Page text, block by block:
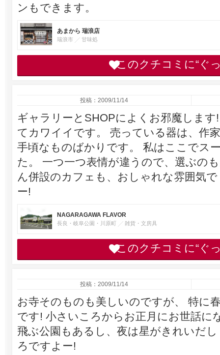
ンもできます。
あまから 瑞浪店
瑞浪市 甘味処
このクチコミに“ぐ
投稿：2009/11/14
ギャラリーとSHOPによくお邪魔しま
てカワイイです。 売っている器は、作
手頃なものばかりです。 私はここでス
た。 一つ一つ表情が違うので、選ぶの
ん併設のカフェも、おしゃれな雰囲気
ー!
NAGARAGAWA FLAVOR
長良・岐阜公園・川原町 雑貨・文房具
このクチコミに“ぐ
投稿：2009/11/14
お寺そのものも美しいのですが、 特に
です! 小さいころからお正月にお世話に
飛ぶ公園もあるし、夜は星がきれいだ
ろですよー!